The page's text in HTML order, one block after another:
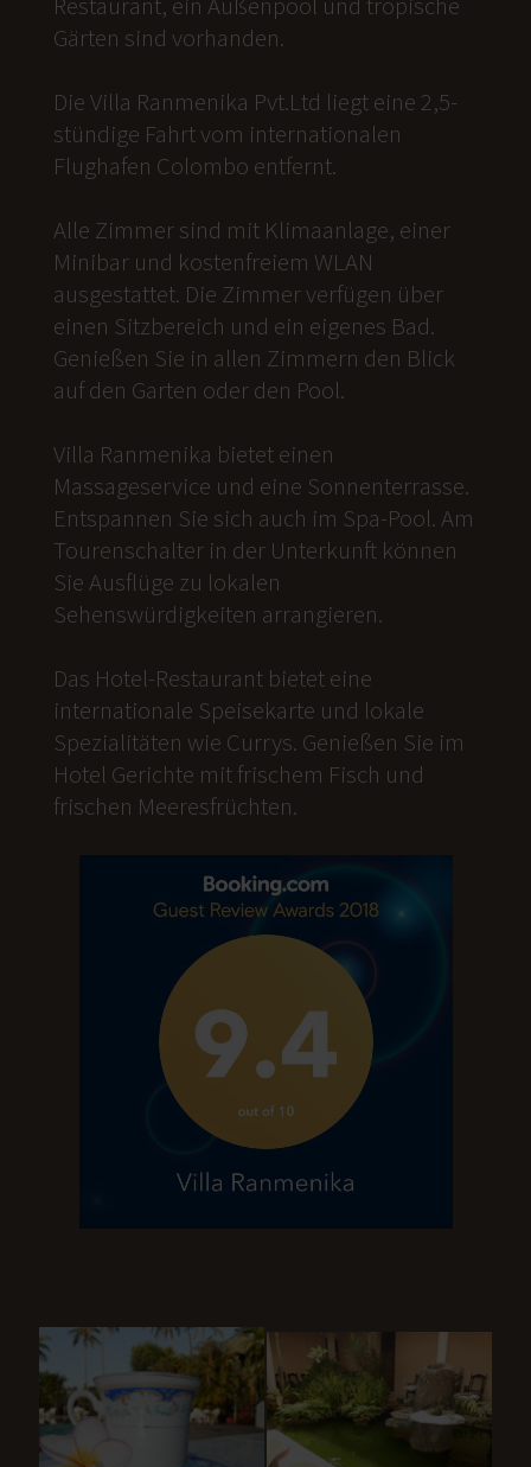
Gärten sind vorhanden.
Die Villa Ranmenika Pvt.Ltd liegt eine 2,5-
stündige Fahrt vom internationalen
Flughafen Colombo entfernt.
Alle Zimmer sind mit Klimaanlage, einer
Minibar und kostenfreiem WLAN
ausgestattet. Die Zimmer verfügen über
einen Sitzbereich und ein eigenes Bad.
Genießen Sie in allen Zimmern den Blick
auf den Garten oder den Pool.
Villa Ranmenika bietet einen
Massageservice und eine Sonnenterrasse.
Entspannen Sie sich auch im Spa-Pool. Am
Tourenschalter in der Unterkunft können
Sie Ausflüge zu lokalen
Sehenswürdigkeiten arrangieren.
Das Hotel-Restaurant bietet eine
internationale Speisekarte und lokale
Spezialitäten wie Currys. Genießen Sie im
Hotel Gerichte mit frischem Fisch und
frischen Meeresfrüchten.